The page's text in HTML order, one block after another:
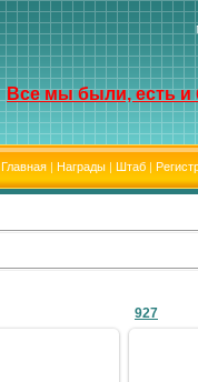
Все мы были, есть и
Главная| Награды| Штаб|
927